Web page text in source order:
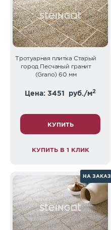
Тротуарная плитка Старый
город Песчаный гранит
(Grano) 60 мм
Цена: 3451 руб./м2
КУПИТЬ
КУПИТЬ В 1 КЛИК
НА ЗАКАЗ